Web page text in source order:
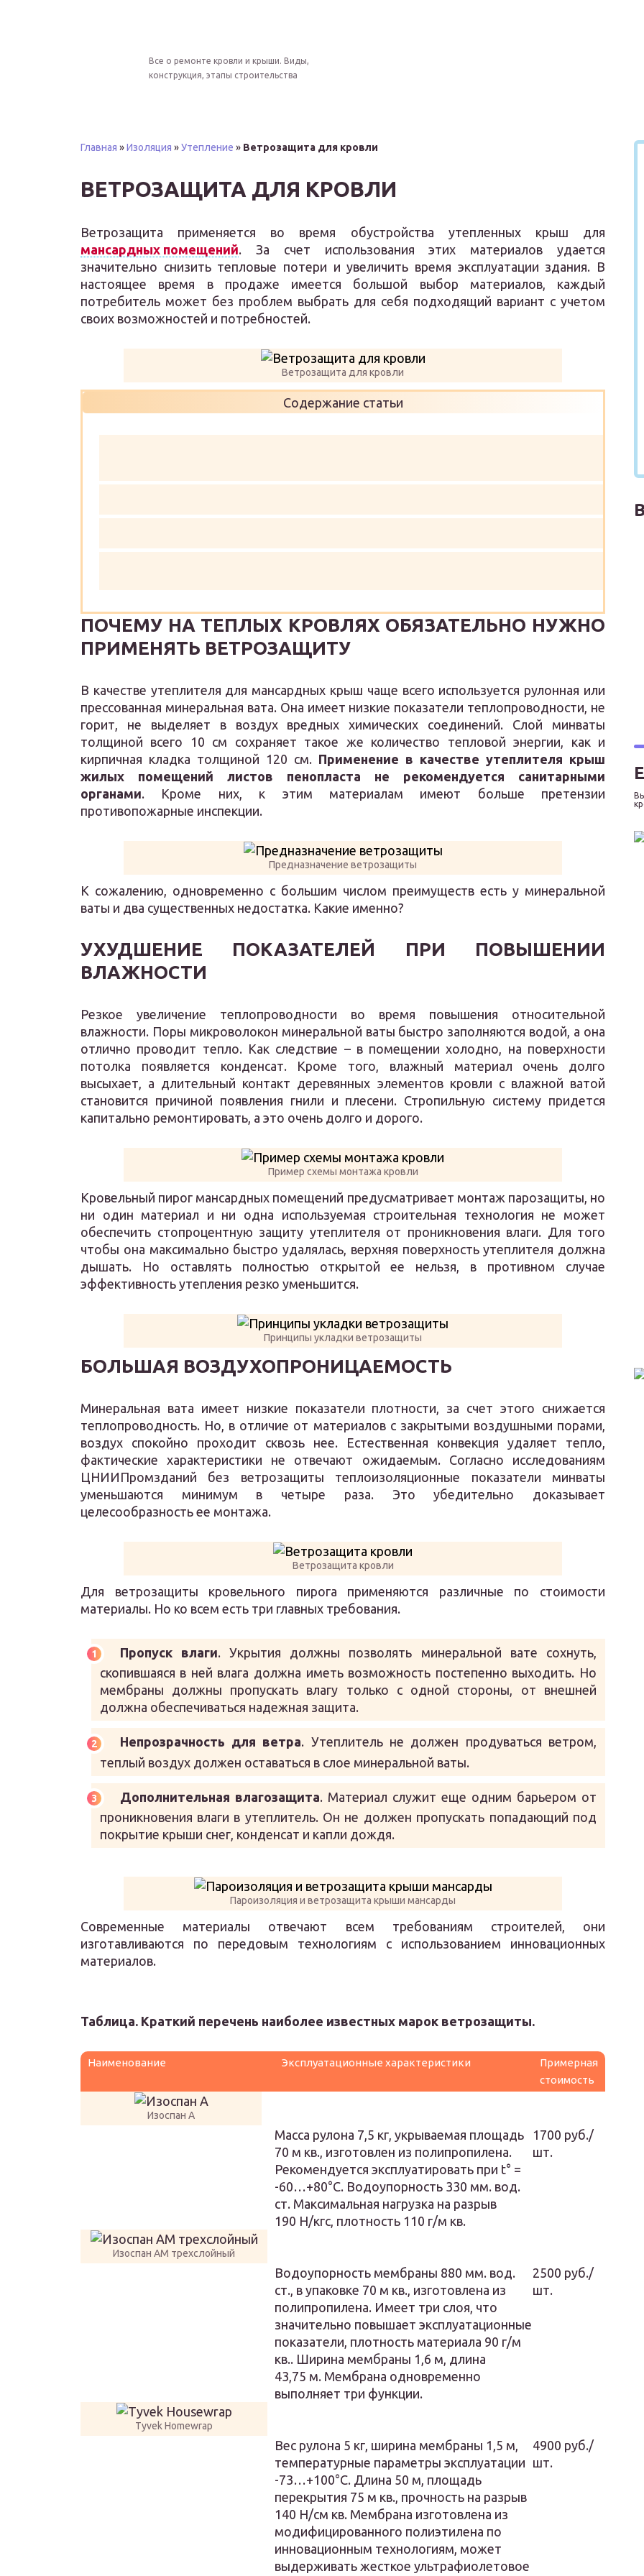
Все о ремонте кровли и крыши. Виды,
конструкция, этапы строительства
Главная »Изоляция »Утепление » Ветрозащита для кровли
ВЕТРОЗАЩИТА ДЛЯ КРОВЛИ
Ветрозащита применяется во время обустройства утепленных крыш для
мансардных помещений. За счет использования этих материалов удается
значительно снизить тепловые потери и увеличить время эксплуатации здания. В
настоящее время в продаже имеется большой выбор материалов, каждый
потребитель может без проблем выбрать для себя подходящий вариант с учетом
своих возможностей и потребностей.
Ветрозащита для кровли
Содержание статьи
ПОЧЕМУ НА ТЕПЛЫХ КРОВЛЯХ ОБЯЗАТЕЛЬНО НУЖНО
ПРИМЕНЯТЬ ВЕТРОЗАЩИТУ
В качестве утеплителя для мансардных крыш чаще всего используется рулонная или
прессованная минеральная вата. Она имеет низкие показатели теплопроводности, не
горит, не выделяет в воздух вредных химических соединений. Слой минваты
толщиной всего 10 см сохраняет такое же количество тепловой энергии, как и
кирпичная кладка толщиной 120 см. Применение в качестве утеплителя крыш
жилых помещений листов пенопласта не рекомендуется санитарными
органами. Кроме них, к этим материалам имеют больше претензии
противопожарные инспекции.
Предназначение ветрозащиты
К сожалению, одновременно с большим числом преимуществ есть у минеральной
ваты и два существенных недостатка. Какие именно?
УХУДШЕНИЕ ПОКАЗАТЕЛЕЙ ПРИ ПОВЫШЕНИИ
ВЛАЖНОСТИ
Резкое увеличение теплопроводности во время повышения относительной
влажности. Поры микроволокон минеральной ваты быстро заполняются водой, а она
отлично проводит тепло. Как следствие – в помещении холодно, на поверхности
потолка появляется конденсат. Кроме того, влажный материал очень долго
высыхает, а длительный контакт деревянных элементов кровли с влажной ватой
становится причиной появления гнили и плесени. Стропильную систему придется
капитально ремонтировать, а это очень долго и дорого.
Пример схемы монтажа кровли
Кровельный пирог мансардных помещений предусматривает монтаж парозащиты, но
ни один материал и ни одна используемая строительная технология не может
обеспечить стопроцентную защиту утеплителя от проникновения влаги. Для того
чтобы она максимально быстро удалялась, верхняя поверхность утеплителя должна
дышать. Но оставлять полностью открытой ее нельзя, в противном случае
эффективность утепления резко уменьшится.
Принципы укладки ветрозащиты
БОЛЬШАЯ ВОЗДУХОПРОНИЦАЕМОСТЬ
Минеральная вата имеет низкие показатели плотности, за счет этого снижается
теплопроводность. Но, в отличие от материалов с закрытыми воздушными порами,
воздух спокойно проходит сквозь нее. Естественная конвекция удаляет тепло,
фактические характеристики не отвечают ожидаемым. Согласно исследованиям
ЦНИИПромзданий без ветрозащиты теплоизоляционные показатели минваты
уменьшаются минимум в четыре раза. Это убедительно доказывает
целесообразность ее монтажа.
Ветрозащита кровли
Для ветрозащиты кровельного пирога применяются различные по стоимости
материалы. Но ко всем есть три главных требования.
Пропуск влаги. Укрытия должны позволять минеральной вате сохнуть,
скопившаяся в ней влага должна иметь возможность постепенно выходить. Но
мембраны должны пропускать влагу только с одной стороны, от внешней
должна обеспечиваться надежная защита.
Непрозрачность для ветра. Утеплитель не должен продуваться ветром,
теплый воздух должен оставаться в слое минеральной ваты.
Дополнительная влагозащита. Материал служит еще одним барьером от
проникновения влаги в утеплитель. Он не должен пропускать попадающий под
покрытие крыши снег, конденсат и капли дождя.
Пароизоляция и ветрозащита крыши мансарды
Современные материалы отвечают всем требованиям строителей, они
изготавливаются по передовым технологиям с использованием инновационных
материалов.
Таблица. Краткий перечень наиболее известных марок ветрозащиты.
Наименование Эксплуатационные характеристики
Примерная
стоимость
Изоспан A
Масса рулона 7,5 кг, укрываемая площадь
70 м кв., изготовлен из полипропилена.
Рекомендуется эксплуатировать при t° =
-60…+80°С. Водоупорность 330 мм. вод.
ст. Максимальная нагрузка на разрыв
190 Н/кгс, плотность 110 г/м кв.
1700 руб./
шт.
Изоспан AМ трехслойный
Водоупорность мембраны 880 мм. вод.
ст., в упаковке 70 м кв., изготовлена из
полипропилена. Имеет три слоя, что
значительно повышает эксплуатационные
показатели, плотность материала 90 г/м
кв.. Ширина мембраны 1,6 м, длина
43,75 м. Мембрана одновременно
выполняет три функции.
2500 руб./
шт.
Tyvek Homewrap
Вес рулона 5 кг, ширина мембраны 1,5 м,
температурные параметры эксплуатации
-73…+100°С. Длина 50 м, площадь
перекрытия 75 м кв., прочность на разрыв
140 Н/см кв. Мембрана изготовлена из
модифицированного полиэтилена по
инновационным технологиям, может
выдерживать жесткое ультрафиолетовое
4900 руб./
шт.